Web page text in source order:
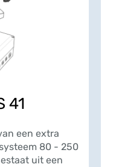
41
een extra
80 - 250
uit een